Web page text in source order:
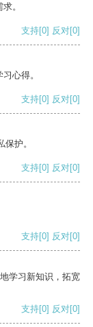
。
支持[0] 反对[0]
心得。
支持[0] 反对[0]
护。
支持[0] 反对[0]
支持[0] 反对[0]
学习新知识，拓宽
支持[0] 反对[0]